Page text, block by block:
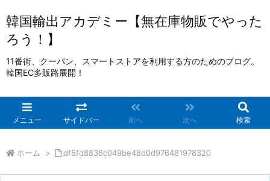
韓国輸出アカデミー【無在庫物販でやった
ろう！】
11番街、クーパン、スマートストアを利用する方のためのブログ。
韓国EC多販路展開！
メニュー サイドバー 前へ 次へ 検索
ホーム > df5fd8838c049be48d0d976481978320